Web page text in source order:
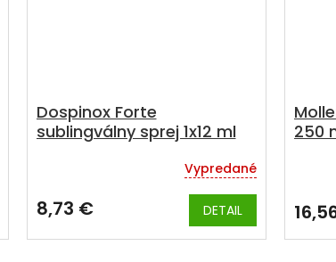
Dospinox Forte
sublingválny sprej 1x12 ml
produktu
3,5
Vypredané
8,73 € DETAIL
250
je
5,0